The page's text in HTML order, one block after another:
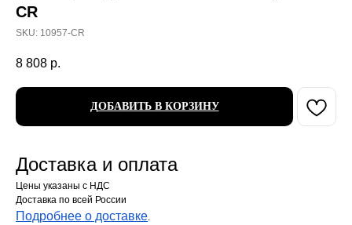
CR
SKU: 10957-CR
8 808 р.
ДОБАВИТЬ В КОРЗИНУ
Доставка и оплата
Цены указаны с НДС
Доставка по всей России
Подробнее о доставке.